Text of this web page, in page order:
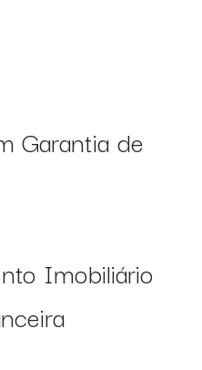
Garantia de
Imobiliário